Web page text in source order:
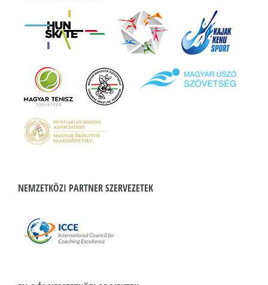
NEMZETKÖZI PARTNER SZERVEZETEK